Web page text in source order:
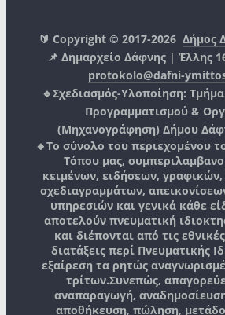
🔰 Copyright © 2017-2026Δήμος
📌 Δημαρχείο Δάφνης | Έλλης
protokolo@dafni-
🔹Σχεδιασμός-Υλοποίηση:
Προγραμματισμού &
(Μηχανογράφηση) Δήμου
🔸Το σύνολο του περιεχομένου
Τόπου μας,
κειμένων, ειδήσεων,
σχεδιαγραμμάτων,
υπηρεσιών και γενικά κάθε
αποτελούν πνευματική
και διέπονται από τις
διατάξεις περί Πνευματικής
εξαίρεση τα ρητώς
τρίτων.Συνεπώς,
αναπαραγωγή,
αποθήκευση, πώληση,